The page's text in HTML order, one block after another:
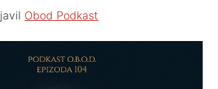
Obod Podkast